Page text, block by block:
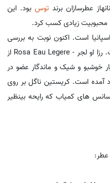
عطرسازان برند توس بود. این
محبوبیت زیادی کسب کرد.
است. اکنون نوبت به بررسی
روایح عطر از نظر بویایی رسیده است. رزا او لجر - Rosa Eau Legere از
خوشبو و شیک و ماندگار عضو در
آمده است. کریستین ناگل بر روی
های کمیاب که رایحه بینظیر
عطر: